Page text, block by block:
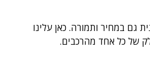
גם במחיר ותמורה. כאן עלינו
של כל אחד מהרכבים.